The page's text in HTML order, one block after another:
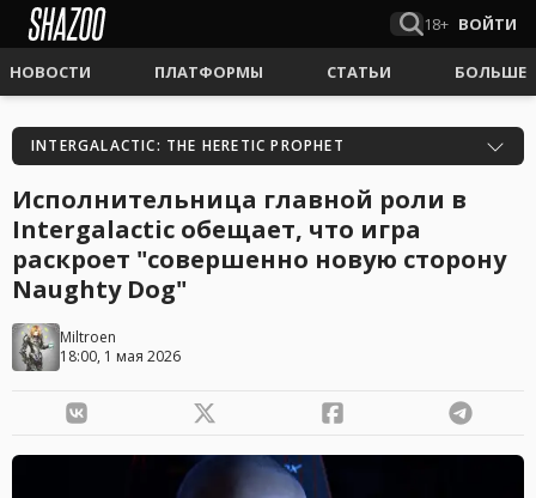
18+ ВОЙТИ
НОВОСТИ ПЛАТФОРМЫ СТАТЬИ БОЛЬШЕ
INTERGALACTIC: THE HERETIC PROPHET
Исполнительница главной роли в
Intergalactic обещает, что игра
раскроет "совершенно новую сторону
Naughty Dog"
Miltroen
18:00, 1 мая 2026